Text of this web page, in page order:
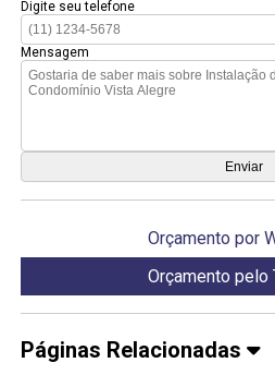
Digite seu telefone
Mensagem
Orçamento por
Orçamento pelo
Páginas Relacionadas